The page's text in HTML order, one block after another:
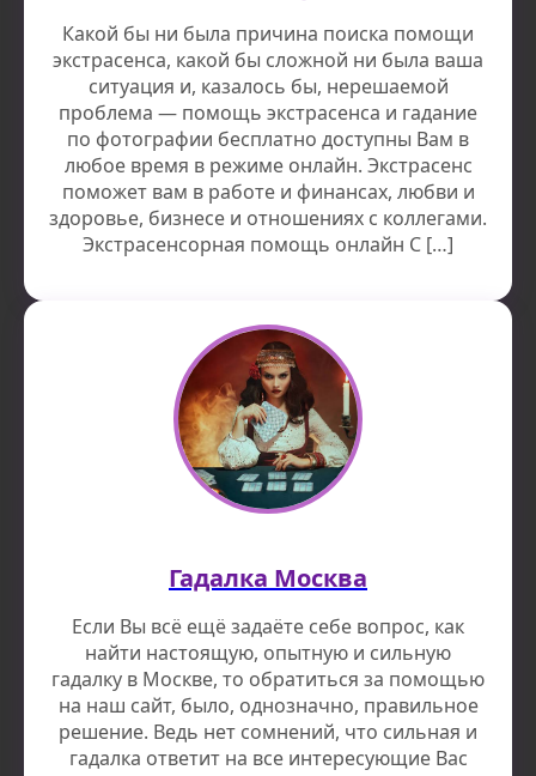
Какой бы ни была причина поиска помощи
экстрасенса, какой бы сложной ни была ваша
ситуация и, казалось бы, нерешаемой
проблема — помощь экстрасенса и гадание
по фотографии бесплатно доступны Вам в
любое время в режиме онлайн. Экстрасенс
поможет вам в работе и финансах, любви и
здоровье, бизнесе и отношениях с коллегами.
Экстрасенсорная помощь онлайн С […]
Гадалка Москва
Если Вы всё ещё задаëте себе вопрос, как
найти настоящую, опытную и сильную
гадалку в Москве, то обратиться за помощью
на наш сайт, было, однозначно, правильное
решение. Ведь нет сомнений, что сильная и
гадалка ответит на все интересующие Вас